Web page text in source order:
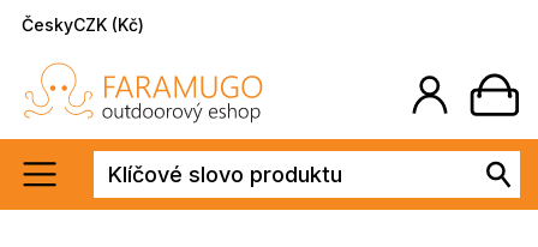
ČeskyCZK (Kč)